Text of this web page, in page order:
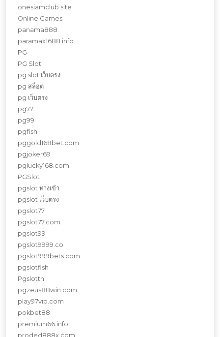
onesiamclub.site
Online Games
panama888
paramax1688.info
PG
PG Slot
pg slot เว็บตรง
pg สล็อต
pg เว็บตรง
pg77
pg99
pgfish
pggold168bet.com
pgjoker69
pglucky168.com
PGSlot
pgslot ทางเข้า
pgslot เว็บตรง
pgslot77
pgslot77.com
pgslot99
pgslot9999.co
pgslot999bets.com
pgslotfish
Pgslotth
pgzeus88win.com
play97vip.com
pokbet88
premium66.info
proded888x.com